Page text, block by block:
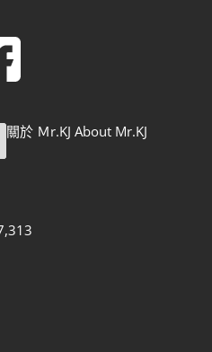
關於 Ｍr.KJ About Mr.KJ